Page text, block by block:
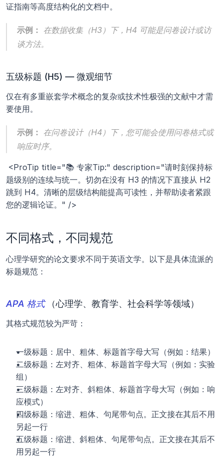
证指南等高度结构化的文档中。
示例： 在数据收集 （H3）下，H4 可能是问卷设计或访
谈方法。
五级标题 (H5) — 微观细节
仅在有多重嵌套学术概念的复杂或技术性极强的文献中才需
要使用。
示例： 在问卷设计（H4）下，您可能会使用问卷格式或
响应时序。
题级别的连续与统一。切勿在没有 H3 的情况下直接从 H2
跳到 H4。清晰的层级结构能提高可读性，并帮助读者紧跟
您的逻辑论证。" />
不同格式，不同规范
心理学研究的论文要求不同于英语文学。以下是具体流派的
标题规范：
APA 格式 （心理学、教育学、社会科学等领域）
其格式规范较为严苛：
一级标题：居中、粗体、标题首字母大写（例如：结果）
二级标题：左对齐、粗体、标题首字母大写（例如：实验
组）
三级标题：左对齐、斜粗体、标题首字母大写（例如：响
应模式）
四级标题：缩进、粗体、句尾带句点。正文接在其后不用
另起一行
五级标题：缩进、斜粗体、句尾带句点。正文接在其后不
用另起一行